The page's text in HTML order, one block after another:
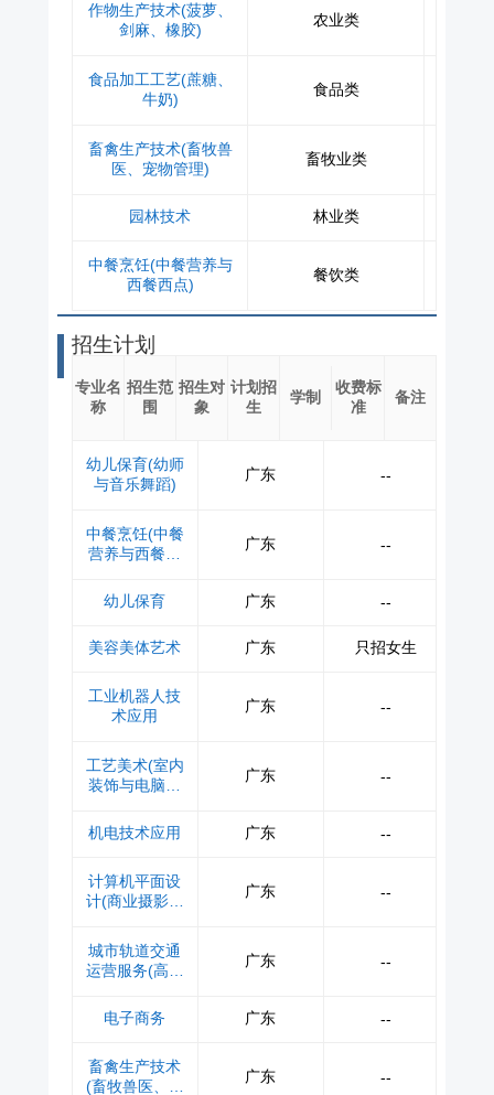
作物生产技术(菠萝、
剑麻、橡胶)
农业类
食品加工工艺(蔗糖、
牛奶)
食品类
畜禽生产技术(畜牧兽
医、宠物管理)
畜牧业类
园林技术 林业类
中餐烹饪(中餐营养与
西餐西点)
餐饮类
招生计划
专业名
称
招生范
围
招生对
象
计划招
生
学制
收费标
准
备注
幼儿保育(幼师
与音乐舞蹈)
广东 --
中餐烹饪(中餐
营养与西餐西
广东 --
幼儿保育 广东 --
美容美体艺术 广东 只招女生
工业机器人技
术应用
广东 --
工艺美术(室内
装饰与电脑设
广东 --
机电技术应用 广东 --
计算机平面设
计(商业摄影与
广东 --
城市轨道交通
运营服务(高铁
广东 --
电子商务 广东 --
畜禽生产技术
(畜牧兽医、宠
广东 --